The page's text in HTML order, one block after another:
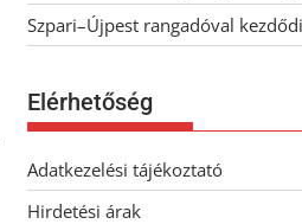
Szpari–Újpest rangadóval
Elérhetőség
Adatkezelési tájékoztató
Hirdetési árak